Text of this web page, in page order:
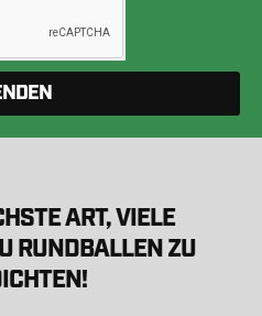
ART, VIELE
RUNDBALLEN ZU